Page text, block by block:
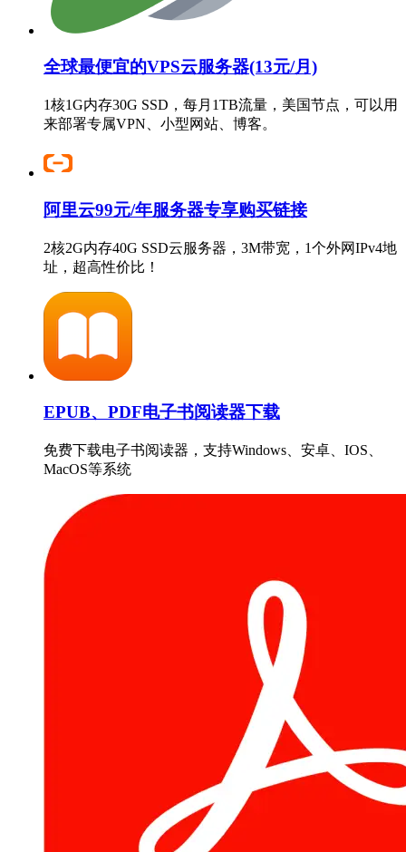
全球最便宜的VPS云服务器(13元/月)
1核1G内存30G SSD，每月1TB流量，美国节点，可以用
来部署专属VPN、小型网站、博客。
阿里云99元/年服务器专享购买链接
2核2G内存40G SSD云服务器，3M带宽，1个外网IPv4地
址，超高性价比！
EPUB、PDF电子书阅读器下载
免费下载电子书阅读器，支持Windows、安卓、IOS、
MacOS等系统